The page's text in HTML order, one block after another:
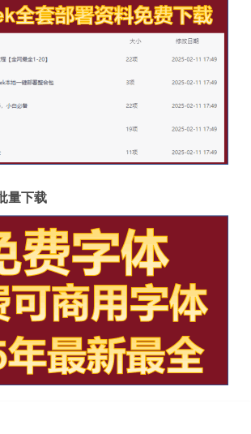
量下载